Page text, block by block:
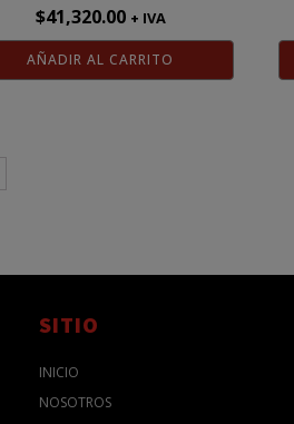
$41,320.00 + IVA
AÑADIR AL CARRITO
SITIO
INICIO
NOSOTROS